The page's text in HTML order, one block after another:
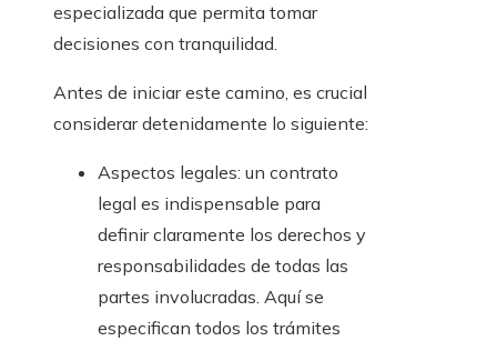
especializada que permita tomar
decisiones con tranquilidad.
Antes de iniciar este camino, es crucial
considerar detenidamente lo siguiente:
Aspectos legales: un contrato
legal es indispensable para
definir claramente los derechos y
responsabilidades de todas las
partes involucradas. Aquí se
especifican todos los trámites